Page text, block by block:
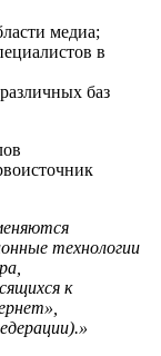
медиа;
в
баз
технологии
к